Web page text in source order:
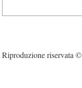
Riproduzione riservata ©